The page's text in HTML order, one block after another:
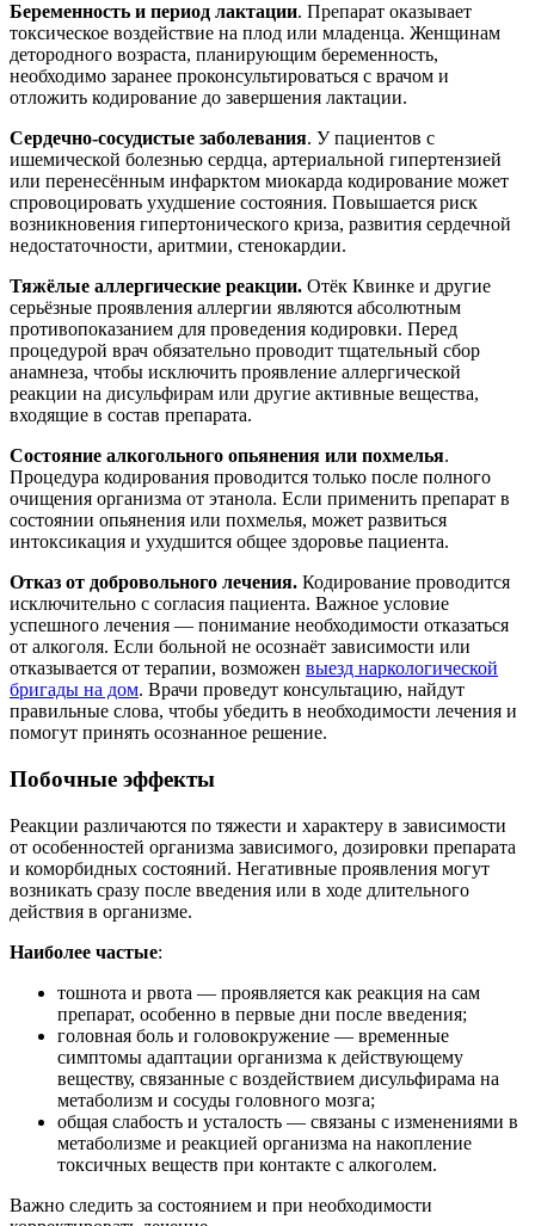
Беременность и период лактации. Препарат оказывает
токсическое воздействие на плод или младенца. Женщинам
детородного возраста, планирующим беременность,
необходимо заранее проконсультироваться с врачом и
отложить кодирование до завершения лактации.
Сердечно-сосудистые заболевания. У пациентов с
ишемической болезнью сердца, артериальной гипертензией
или перенесённым инфарктом миокарда кодирование может
спровоцировать ухудшение состояния. Повышается риск
возникновения гипертонического криза, развития сердечной
недостаточности, аритмии, стенокардии.
Тяжёлые аллергические реакции. Отёк Квинке и другие
серьёзные проявления аллергии являются абсолютным
противопоказанием для проведения кодировки. Перед
процедурой врач обязательно проводит тщательный сбор
анамнеза, чтобы исключить проявление аллергической
реакции на дисульфирам или другие активные вещества,
входящие в состав препарата.
Состояние алкогольного опьянения или похмелья.
Процедура кодирования проводится только после полного
очищения организма от этанола. Если применить препарат в
состоянии опьянения или похмелья, может развиться
интоксикация и ухудшится общее здоровье пациента.
Отказ от добровольного лечения. Кодирование проводится
исключительно с согласия пациента. Важное условие
успешного лечения — понимание необходимости отказаться
от алкоголя. Если больной не осознаёт зависимости или
отказывается от терапии, возможен выезд наркологической
бригады на дом. Врачи проведут консультацию, найдут
правильные слова, чтобы убедить в необходимости лечения и
помогут принять осознанное решение.
Побочные эффекты
Реакции различаются по тяжести и характеру в зависимости
от особенностей организма зависимого, дозировки препарата
и коморбидных состояний. Негативные проявления могут
возникать сразу после введения или в ходе длительного
действия в организме.
Наиболее частые:
тошнота и рвота — проявляется как реакция на сам
препарат, особенно в первые дни после введения;
головная боль и головокружение — временные
симптомы адаптации организма к действующему
веществу, связанные с воздействием дисульфирама на
метаболизм и сосуды головного мозга;
общая слабость и усталость — связаны с изменениями в
метаболизме и реакцией организма на накопление
токсичных веществ при контакте с алкоголем.
Важно следить за состоянием и при необходимости